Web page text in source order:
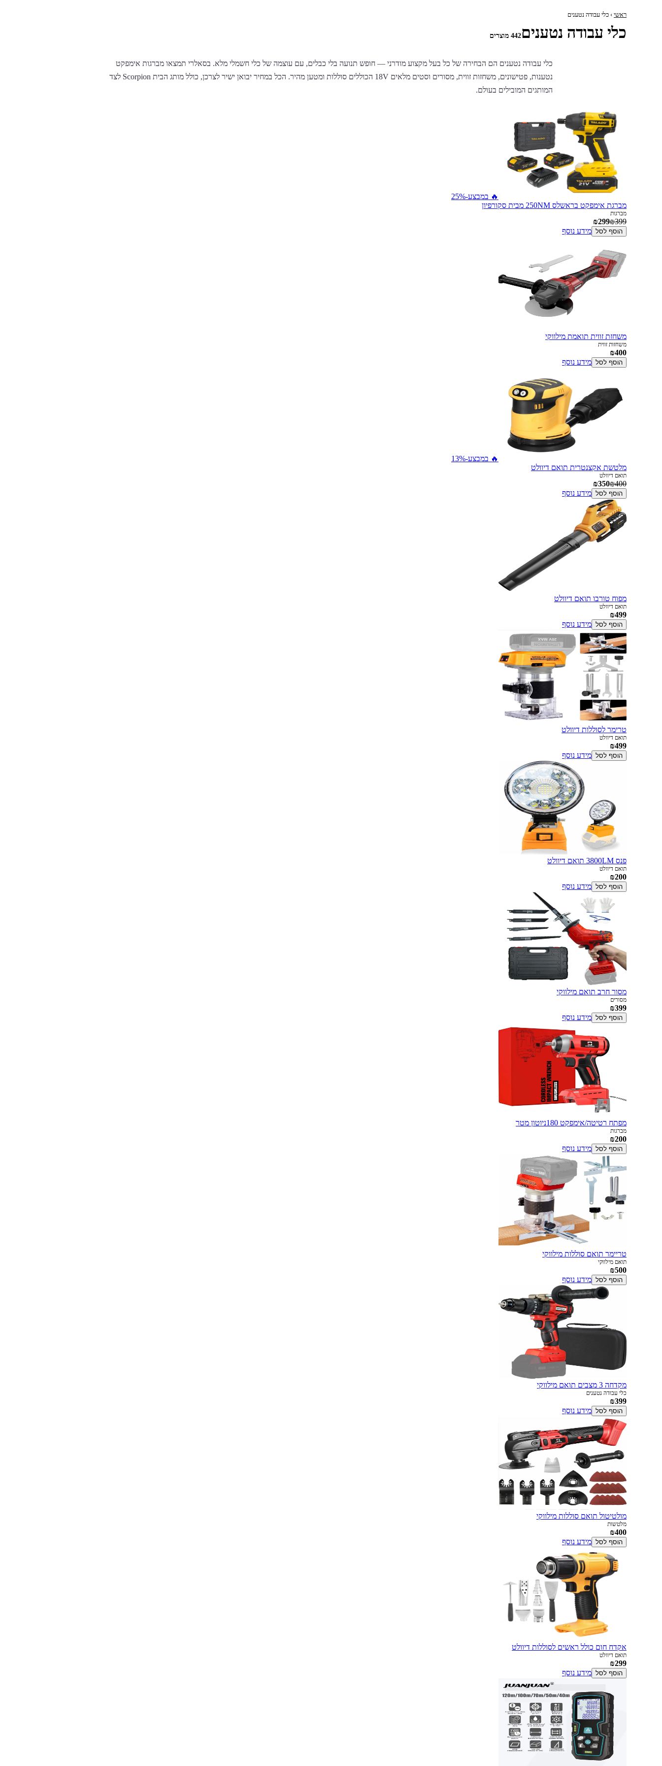
ראשי › כלי עבודה נטענים
כלי עבודה נטענים442 מוצרים
כלי עבודה נטענים הם הבחירה של כל בעל מקצוע מודרני — חופש תנועה בלי כבלים, עם עוצמה של כלי חשמלי מלא. בסאלרי תמצאו מברגות אימפקט
נטענות, פטישונים, משחזות זווית, מסורים וסטים מלאים 18V הכוללים סוללות ומטען מהיר. הכל במחיר יבואן ישיר לצרכן, כולל מותג הבית Scorpion לצד
המותגים המובילים בעולם.
🔥 במבצע-25%
מברגת אימפקט בראשלס 250NM מבית סקורפיון
מברגות
₪299₪399
הוסף לסל מידע נוסף
משחזת זווית תואמת מילווקי
משחזות זווית
₪400
הוסף לסל מידע נוסף
🔥 במבצע-13%
מלטשת אקצנטרית תואם דיוולט
תואם דיוולט
₪350₪400
הוסף לסל מידע נוסף
מפוח טורבו תואם דיוולט
תואם דיוולט
₪499
הוסף לסל מידע נוסף
טרימר לסוללות דיוולט
תואם דיוולט
₪499
הוסף לסל מידע נוסף
פנס 3800LM תואם דיוולט
תואם דיוולט
₪200
הוסף לסל מידע נוסף
מסור חרב תואם מילווקי
מסורים
₪399
הוסף לסל מידע נוסף
מפתח רטיטה/אימפקט 180ניוטון מטר
מברגות
₪200
הוסף לסל מידע נוסף
טריימר תואם סוללות מילווקי
תואם מילווקי
₪500
הוסף לסל מידע נוסף
מקדחה 3 מצבים תואם מילווקי
כלי עבודה נטענים
₪399
הוסף לסל מידע נוסף
מולטיטול תואם סוללות מילווקי
מלטשות
₪400
הוסף לסל מידע נוסף
אקדח חום כולל ראשים לסוללות דיוולט
תואם דיוולט
₪299
הוסף לסל מידע נוסף